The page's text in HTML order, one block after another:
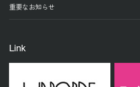
重要なお知らせ
Link